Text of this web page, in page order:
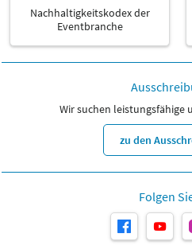
Nachhaltigkeitskodex der
Eventbranche
Wir suchen leistungsfähige
zu den
Folgen